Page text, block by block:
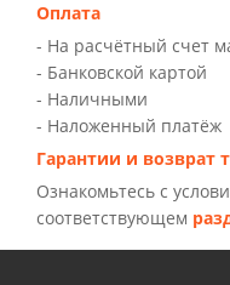
Оплата
- На расчётный счет
- Банковской картой
- Наличными
- Наложенный платёж
Гарантии и возврат
Ознакомьтесь с
соответствующем